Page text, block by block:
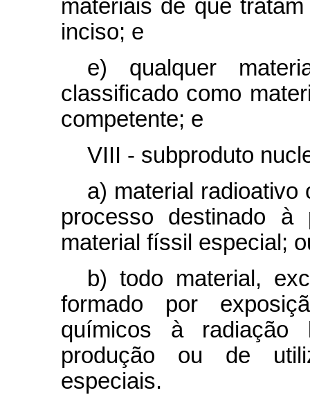
materiais de que tratam
inciso; e
e) qualquer
classificado como
competente; e
VIII - subproduto
a) material radioativo
processo destinado
material físsil especial;
b) todo material,
formado por
químicos à radiação
produção ou de
especiais.